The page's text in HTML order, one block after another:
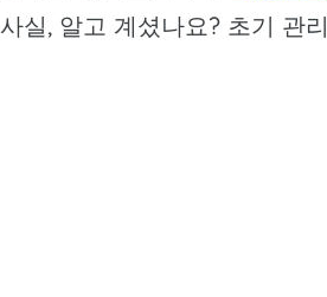
실, 알고 계셨나요? 초기 관리